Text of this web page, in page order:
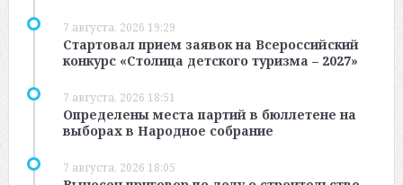
7 августа, 2026 19:29
Стартовал прием заявок на Всероссийский
конкурс «Столица детского туризма – 2027»
7 августа, 2026 18:51
Определены места партий в бюллетене на
выборах в Народное собрание
7 августа, 2026 18:05